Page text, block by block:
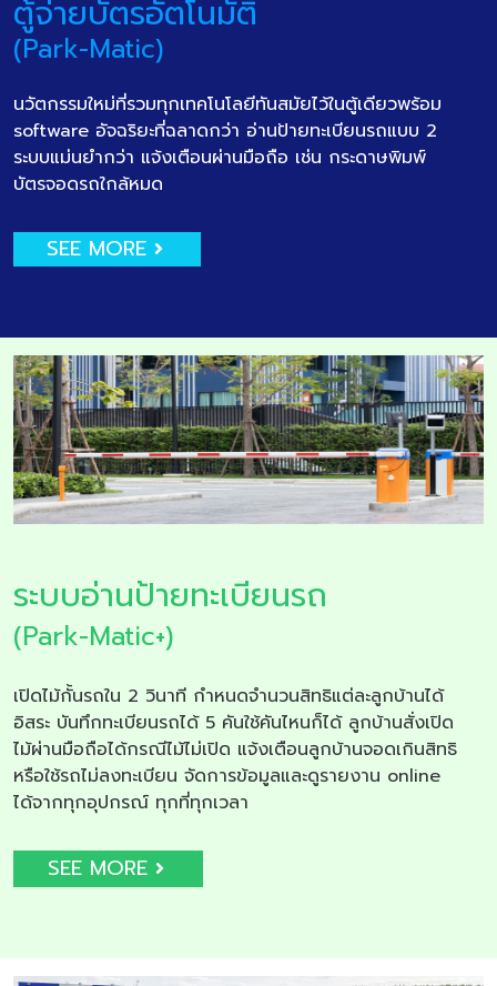
ตู้จ่ายบัตรอัตโนมัติ
(Park-Matic)
นวัตกรรมใหม่ที่รวมทุกเทคโนโลยีทันสมัยไว้ในตู้เดียวพร้อม
software อัจฉริยะที่ฉลาดกว่า อ่านป้ายทะเบียนรถแบบ 2
ระบบแม่นยำกว่า แจ้งเตือนผ่านมือถือ เช่น กระดาษพิมพ์
บัตรจอดรถใกล้หมด
SEE MORE
ระบบอ่านป้ายทะเบียนรถ
(Park-Matic+)
เปิดไม้กั้นรถใน 2 วินาที กำหนดจำนวนสิทธิแต่ละลูกบ้านได้
อิสระ บันทึกทะเบียนรถได้ 5 คันใช้คันไหนก็ได้ ลูกบ้านสั่งเปิด
ไม้ผ่านมือถือได้กรณีไม้ไม่เปิด แจ้งเตือนลูกบ้านจอดเกินสิทธิ
หรือใช้รถไม่ลงทะเบียน จัดการข้อมูลและดูรายงาน online
ได้จากทุกอุปกรณ์ ทุกที่ทุกเวลา
SEE MORE